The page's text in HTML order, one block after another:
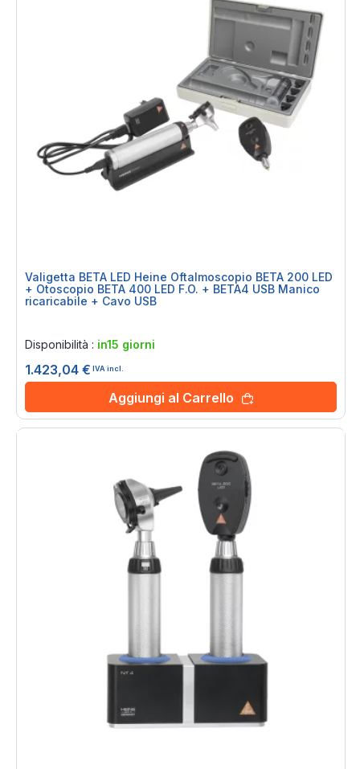
Valigetta BETA LED Heine Oftalmoscopio BETA 200 LED
+ Otoscopio BETA 400 LED F.O. + BETA4 USB Manico
ricaricabile + Cavo USB
Disponibilità : in15 giorni
1.423,04 € IVA incl.
Aggiungi al Carrello